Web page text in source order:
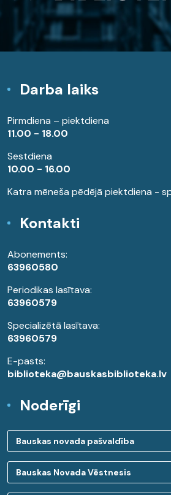
Darba laiks
Pirmdiena – piektdiena
11.00 - 18.00
Sestdiena
10.00 - 16.00
Katra mēneša pēdējā piektdiena -
Kontakti
Abonements:
63960580
Periodikas lasītava:
63960579
Specializētā lasītava:
63960579
E-pasts:
biblioteka@bauskasbiblioteka.lv
Noderīgi
Bauskas novada pašvaldība
Bauskas Novada Vēstnesis